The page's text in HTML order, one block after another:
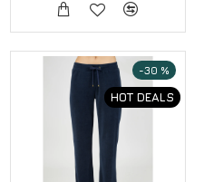
HOT DEALS
-30 %